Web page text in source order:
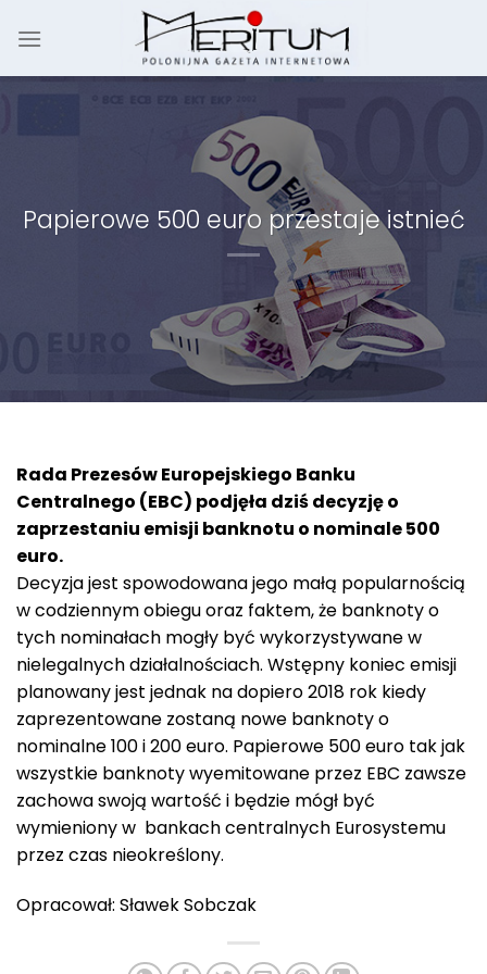
Papierowe 500 euro przestaje istnieć
Rada Prezesów Europejskiego Banku
Centralnego (EBC) podjęła dziś decyzję o
zaprzestaniu emisji banknotu o nominale 500
euro.
Decyzja jest spowodowana jego małą popularnością
w codziennym obiegu oraz faktem, że banknoty o
tych nominałach mogły być wykorzystywane w
nielegalnych działalnościach. Wstępny koniec emisji
planowany jest jednak na dopiero 2018 rok kiedy
zaprezentowane zostaną nowe banknoty o
nominalne 100 i 200 euro. Papierowe 500 euro tak jak
wszystkie banknoty wyemitowane przez EBC zawsze
zachowa swoją wartość i będzie mógł być
wymieniony w bankach centralnych Eurosystemu
przez czas nieokreślony.
Opracował: Sławek Sobczak